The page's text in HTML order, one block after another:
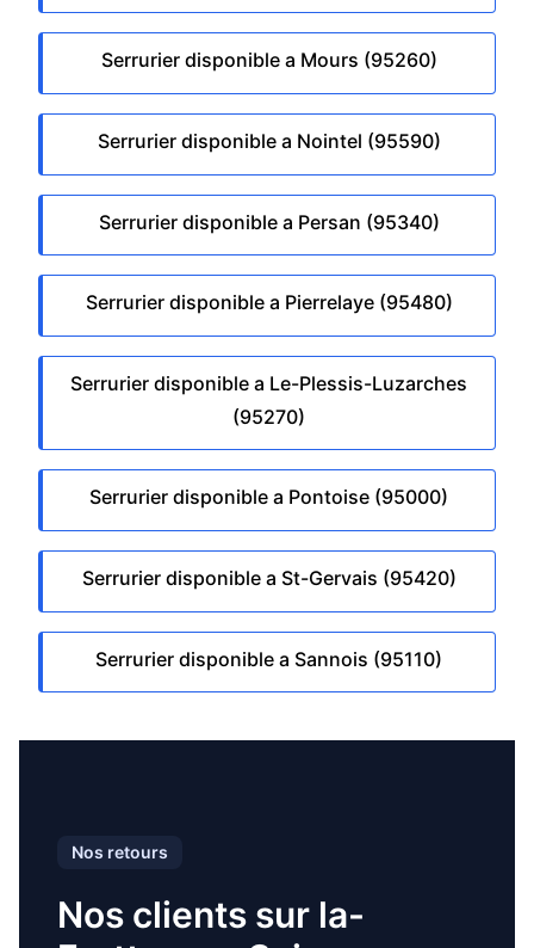
Serrurier disponible a Mours (95260)
Serrurier disponible a Nointel (95590)
Serrurier disponible a Persan (95340)
Serrurier disponible a Pierrelaye (95480)
Serrurier disponible a Le-Plessis-Luzarches
(95270)
Serrurier disponible a Pontoise (95000)
Serrurier disponible a St-Gervais (95420)
Serrurier disponible a Sannois (95110)
Nos retours
Nos clients sur la-